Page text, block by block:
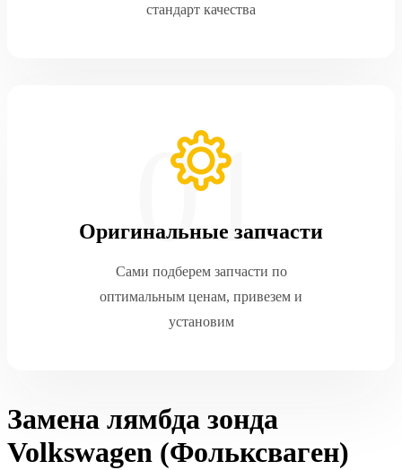
стандарт качества
Оригинальные запчасти
Сами подберем запчасти по
оптимальным ценам, привезем и
установим
Замена лямбда зонда
Volkswagen (Фольксваген)